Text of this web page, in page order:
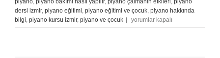
piyano, piyano bakımı nasıl yapılır, piyano çalmanın etkileri, piyano
dersi izmir, piyano eğitimi, piyano eğitimi ve çocuk, piyano hakkında
bilgi, piyano kursu izmir, piyano ve çocuk
Piyano
Çaldıktan
yorumlar kapalı